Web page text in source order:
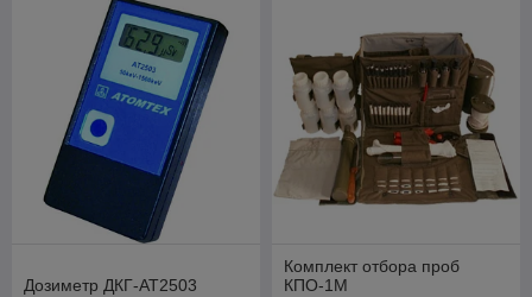
Дозиметр ДКГ-АТ2503
Комплект отбора проб
КПО-1М